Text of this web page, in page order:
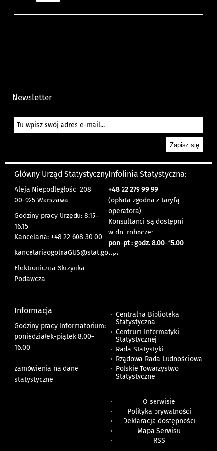
Newsletter
Główny Urząd Statystyczny
Aleja Niepodległości 208
00-925 Warszawa
Godziny pracy Urzędu: 8.15–
16.15
Kancelaria: +48 22 608 30 00
kancelariaogolnaGUS@stat.gov.pl
Elektroniczna Skrzynka
Podawcza
Infolinia Statystyczna:
+48 22 279 99 99
(opłata zgodna z taryfą
operatora)
Konsultanci są dostępni
w dni robocze:
pon–pt : godz. 8.00–15.00
Informacja
Godziny pracy Informatorium:
poniedziałek-piątek 8.00–
16.00
zamówienia na dane
statystyczne
Centralna Biblioteka
Statystyczna
Centrum Informatyki
Statystycznej
Rada Statystyki
Rządowa Rada Ludnościowa
Polskie Towarzystwo
Statystyczne
O serwisie
Polityka prywatności
Deklaracja dostępności
Mapa Serwisu
RSS